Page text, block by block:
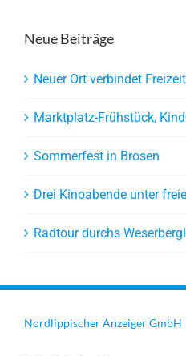
Neue Beiträge
Neuer Ort verbindet
Marktplatz-Frühstück,
Sommerfest in Brosen
Drei Kinoabende unter
Radtour durchs
Nordlippischer Anzeiger GmbH